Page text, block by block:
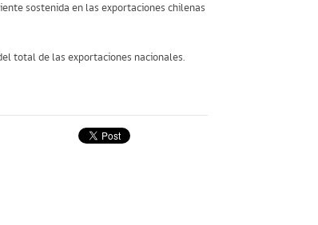
sostenida en las exportaciones chilenas
total de las exportaciones nacionales.